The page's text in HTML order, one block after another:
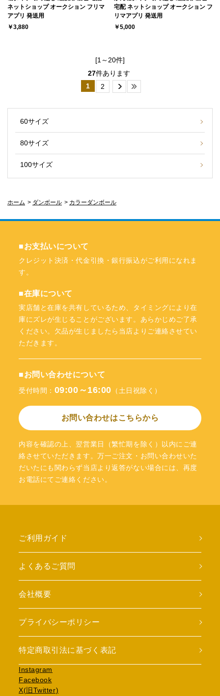
ネットショップ オークション フリマ
アプリ 発送用
￥3,880
宅配 ネットショップ オークション フ
リマアプリ 発送用
￥5,000
[1～20件]
27件あります
1
2
60サイズ
80サイズ
100サイズ
ホーム > ダンボール > カラーダンボール
■お支払いについて
クレジット決済・代金引換・銀行振込がご利用になれま
す。
■在庫について
実店舗と在庫を共有しているため、タイミングにより在
庫にズレが生じることがございます。あらかじめご了承
ください。欠品が生じましたら当店よりご連絡させてい
ただきます。
■お問い合わせについて
受付時間： 09:00～16:00 （土日祝除く）
お問い合わせはこちらから
内容を確認の上、翌営業日（繁忙期を除く）以内にご連
絡させていただきます。万一ご注文・お問い合わせいた
だいたにも関わらず当店より返答がない場合には、再度
お電話にてご連絡ください。
ご利用ガイド
よくあるご質問
会社概要
プライバシーポリシー
特定商取引法に基づく表記
Instagram
Facebook
X(旧Twitter)